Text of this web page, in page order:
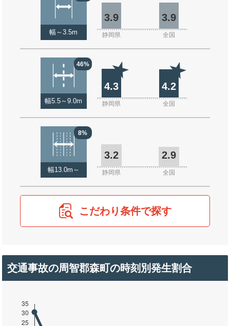
幅～3.5m
3.9 3.9
静岡県 全国
46%
幅5.5～9.0m
4.3 4.2
静岡県 全国
8%
幅13.0m～
3.2 2.9
静岡県 全国
こだわり条件で探す
交通事故の周智郡森町の時刻別発生割合